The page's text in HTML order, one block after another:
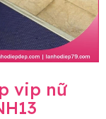
vip nữ